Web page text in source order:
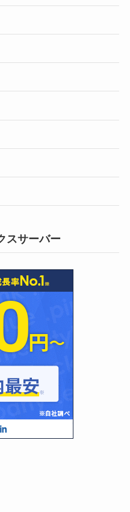
スサーバー